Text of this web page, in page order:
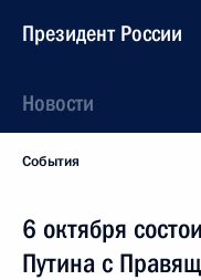
Президент России
Новости
События
6 октября
Путина с